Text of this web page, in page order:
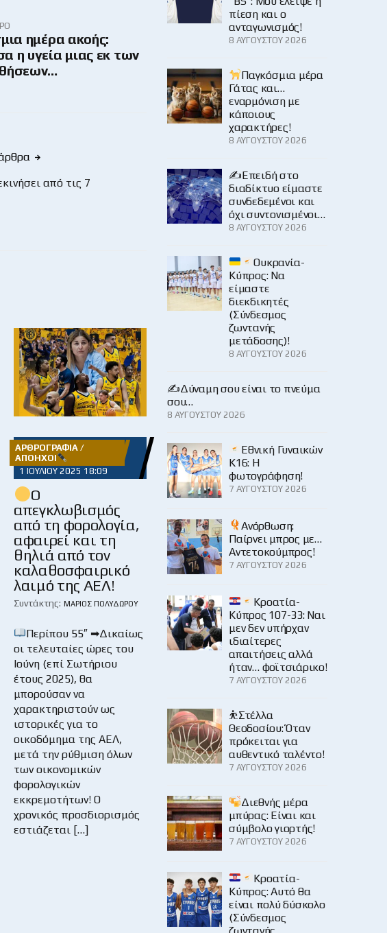
ημέρα ακοής:
η υγεία μιας εκ των
από τις 7
ΑΡΘΡΟΓΡΑΦΊΑ /
ΑΠΌΗΧΟΙ
1 ΙΟΥΛΊΟΥ 2025 18:09
Ο
απεγκλωβισμός
από τη φορολογία,
αφαιρεί και τη
θηλιά από τον
καλαθοσφαιρικό
λαιμό της ΑΕΛ!
Συντάκτης: ΜΆΡΙΟΣ ΠΟΛΥΔΏΡΟΥ
Περίπου 55″ ➡Δικαίως
οι τελευταίες ώρες του
Ιούνη (επί Σωτήριου
έτους 2025), θα
μπορούσαν να
χαρακτηριστούν ως
ιστορικές για το
οικοδόμημα της ΑΕΛ,
μετά την ρύθμιση όλων
των οικονομικών
φορολογικών
εκκρεμοτήτων! Ο
χρονικός προσδιορισμός
εστιάζεται […]
πίεση και ο
ανταγωνισμός!
8 ΑΥΓΟΎΣΤΟΥ 2026
Παγκόσμια μέρα
Γάτας και…
εναρμόνιση με
κάποιους
χαρακτήρες!
8 ΑΥΓΟΎΣΤΟΥ 2026
✍️Επειδή στο
διαδίκτυο είμαστε
συνδεδεμένοι και
όχι συντονισμένοι…
8 ΑΥΓΟΎΣΤΟΥ 2026
Ουκρανία-
Κύπρος: Να
είμαστε
διεκδικητές
(Σύνδεσμος
ζωντανής
μετάδοσης)!
8 ΑΥΓΟΎΣΤΟΥ 2026
✍️Δύναμη σου είναι το πνεύμα
σου…
8 ΑΥΓΟΎΣΤΟΥ 2026
Εθνική Γυναικών
Κ16: Η
φωτογράφηση!
7 ΑΥΓΟΎΣΤΟΥ 2026
Ανόρθωση:
Παίρνει μπρος με…
Αντετοκούμπρος!
7 ΑΥΓΟΎΣΤΟΥ 2026
Κροατία-
Κύπρος 107-33: Ναι
μεν δεν υπήρχαν
ιδιαίτερες
απαιτήσεις αλλά
ήταν… φοϊτσιάρικο!
7 ΑΥΓΟΎΣΤΟΥ 2026
⛹️Στέλλα
Θεοδοσίου: Όταν
πρόκειται για
αυθεντικό ταλέντο!
7 ΑΥΓΟΎΣΤΟΥ 2026
Διεθνής μέρα
μπύρας: Είναι και
σύμβολο γιορτής!
7 ΑΥΓΟΎΣΤΟΥ 2026
Κροατία-
Κύπρος: Αυτό θα
είναι πολύ δύσκολο
(Σύνδεσμος